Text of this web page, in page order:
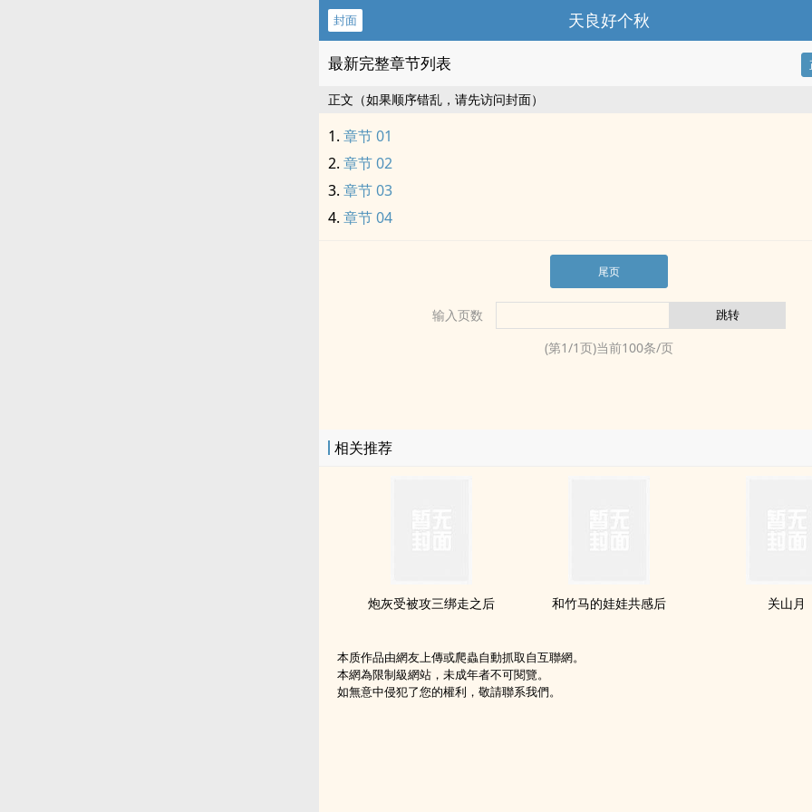
封面 天良好个秋
最新完整章节列表
正文（如果顺序错乱，请先访问封面）
章节 01
章节 02
章节 03
章节 04
尾页
输入页数
(第1/1页)当前100条/页
相关推荐
炮灰受被攻三绑走之后 和竹马的娃娃共感后 关山月
本质作品由網友上傳或爬蟲自動抓取自互聯網。
本網為限制級網站，未成年者不可閱覽。
如無意中侵犯了您的權利，敬請聯系我們。